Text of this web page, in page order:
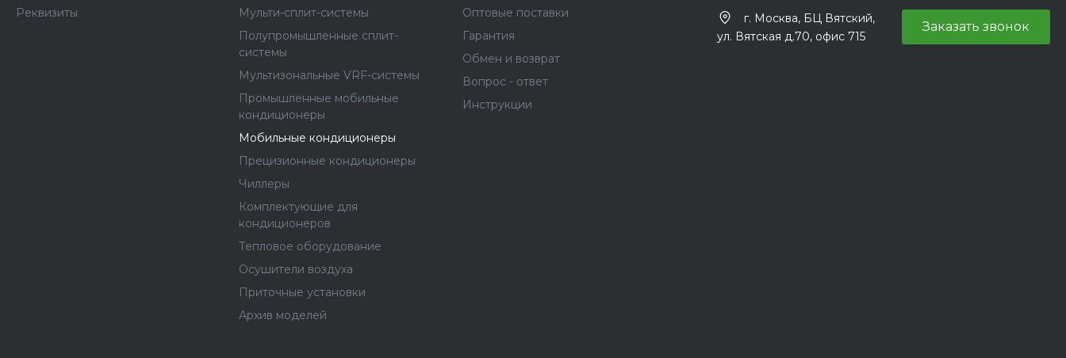
Реквизиты
Мульти-сплит-системы
Полупромышленные сплит-
системы
Мультизональные VRF-системы
Промышленные мобильные
кондиционеры
Мобильные кондиционеры
Прецизионные кондиционеры
Чиллеры
Комплектующие для
кондиционеров
Тепловое оборудование
Осушители воздуха
Приточные установки
Архив моделей
Оптовые поставки
Гарантия
Обмен и возврат
Вопрос - ответ
Инструкции
г. Москва, БЦ Вятский,
ул. Вятская д.70, офис 715
Заказать звонок